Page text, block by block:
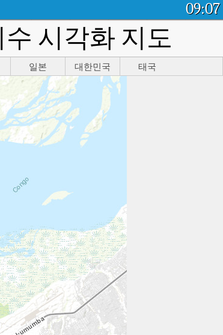
09:07
시각화 지도
일본 대한민국 태국